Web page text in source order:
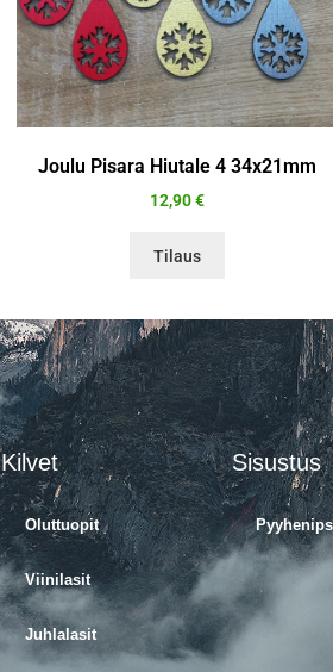
Joulu Pisara Hiutale 4 34x21mm
12,90€
Tilaus
Kilvet
Oluttuopit
Viinilasit
Juhlalasit
Sisustus